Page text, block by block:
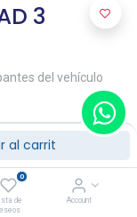
al carrit
0
de
Account
3
del vehículo